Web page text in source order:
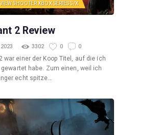
SHOOTERXBOX SERIES S/X
2 Review
3302 0 0
war einer der Koop Titel, auf die ich
habe. Zum einen, weil ich
echt spitze…